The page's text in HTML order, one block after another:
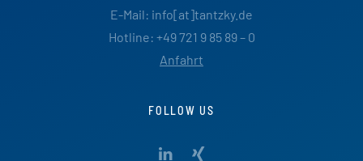
E-Mail: info[at]tantzky.de
Hotline: +49 721 9 85 89 – 0
Anfahrt
FOLLOW US